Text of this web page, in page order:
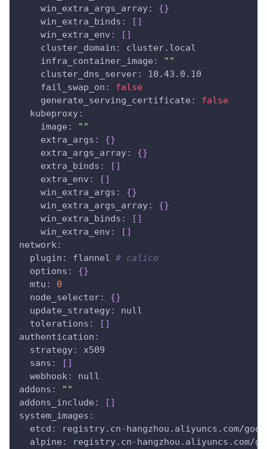
win_extra_args_array: {}
win_extra_binds : [ ]
win_extra_env : [ ]
cluster_domain :
cluster.local
infra_container_image :
""
cluster_dns_server:
10.43.0.10
fail_swap_on :
false
generate_serving_certificate :
false
kubeproxy:
image :
""
extra_args : {}
extra_args_array: {}
extra_binds : [ ]
extra_env : [ ]
win_extra_args : {}
win_extra_args_array: {}
win_extra_binds : [ ]
win_extra_env : [ ]
network:
plugin : flannel # calico
options : {}
mtu :
0
node_selector: {}
update_strategy:
null
tolerations : [ ]
authentication :
strategy:
x509
sans : [ ]
webhook:
null
addons :
""
addons_include : [ ]
system_images :
etcd : registry.cn-hangzhou.aliyuncs.com/
alpine : registry.cn-hangzhou.aliyuncs.com/